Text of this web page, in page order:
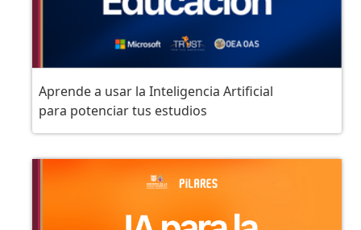
Aprende a usar la Inteligencia Artificial
para potenciar tus estudios